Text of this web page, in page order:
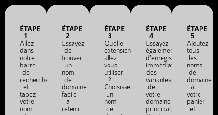
ÉTAPE
1
Allez
dans
notre
barre
de
recherche
et
tapez
votre
nom
ÉTAPE
2
Essayez
de
trouver
un
nom
de
domaine
facile
à
retenir.
ÉTAPE
3
Quelle
extension
allez-
vous
utiliser
?
Choisissez
un
nom
de
ÉTAPE
4
Essayez
également
d'enregistrer
immédiatement
des
variantes
de
votre
domaine
principal.
ÉTAPE
5
Ajoutez
tous
les
noms
de
domaine
à
votre
panier
et